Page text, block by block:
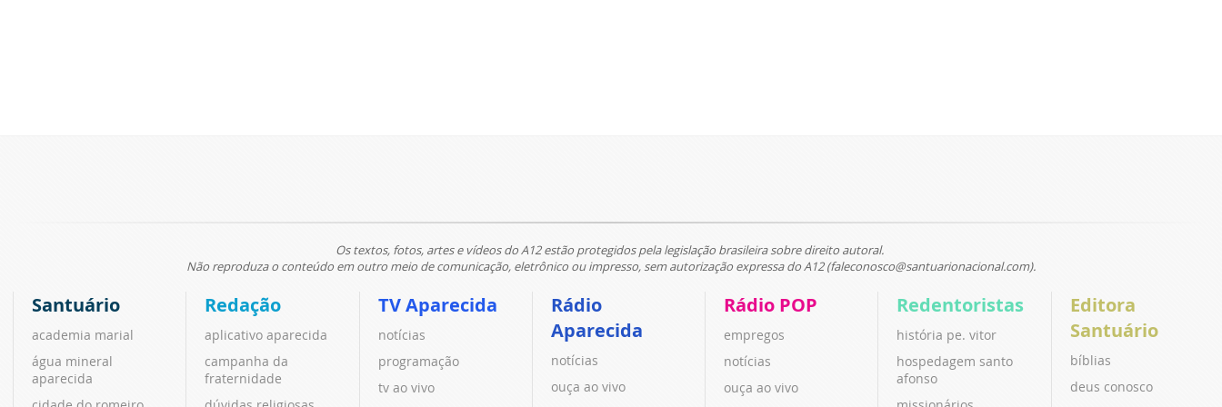
Os textos, fotos, artes e vídeos do A12 estão protegidos pela legislação brasileira sobre direito autoral.
Não reproduza o conteúdo em outro meio de comunicação, eletrônico ou impresso, sem autorização expressa do A12 (faleconosco@santuarionacional.com).
Santuário
academia marial
água mineral
aparecida
Redação
aplicativo aparecida
campanha da
fraternidade
TV Aparecida
notícias
programação
tv ao vivo
Rádio
Aparecida
notícias
ouça ao vivo
Rádio POP
empregos
notícias
ouça ao vivo
Redentoristas
história pe. vitor
hospedagem santo
afonso
Editora
Santuário
bíblias
deus conosco